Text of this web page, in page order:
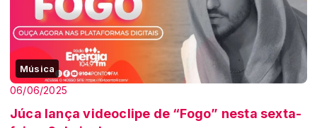
Música
06/06/2025
Júca lança videoclipe de “Fogo” nesta sexta-